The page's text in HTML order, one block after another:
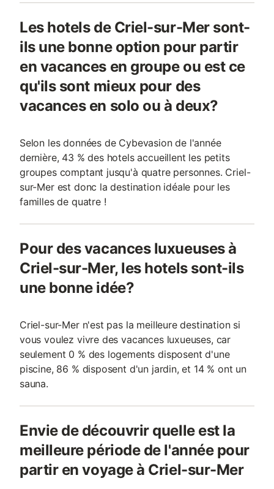
Les hotels de Criel-sur-Mer sont-
ils une bonne option pour partir
en vacances en groupe ou est ce
qu'ils sont mieux pour des
vacances en solo ou à deux?
Selon les données de Cybevasion de l'année
dernière, 43 % des hotels accueillent les petits
groupes comptant jusqu'à quatre personnes. Criel-
sur-Mer est donc la destination idéale pour les
familles de quatre !
Pour des vacances luxueuses à
Criel-sur-Mer, les hotels sont-ils
une bonne idée?
Criel-sur-Mer n'est pas la meilleure destination si
vous voulez vivre des vacances luxueuses, car
seulement 0 % des logements disposent d'une
piscine, 86 % disposent d'un jardin, et 14 % ont un
sauna.
Envie de découvrir quelle est la
meilleure période de l'année pour
partir en voyage à Criel-sur-Mer